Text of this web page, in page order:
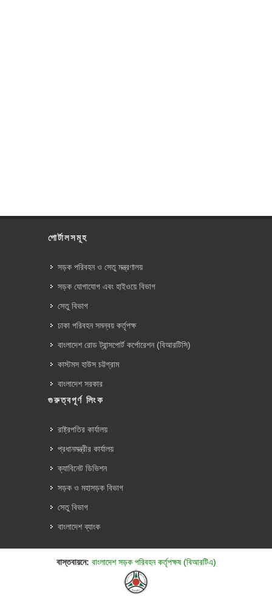
পোর্টালসমূহ
সড়ক পরিবহন ও সেতু মন্ত্রণালয়
সড়ক যোগাযোগ এবং হাইওয়ে বিভাগ
সেতু বিভাগ
ঢাকা পরিবহন সমন্বয় কর্তৃপক্ষ
বাংলাদেশ রোড ট্রান্সপোর্ট কর্পোরেশন (বিআরটিসি)
কাস্টমস হাউস চট্টগ্রাম
বাংলাদেশ সরকার
গুরুত্বপূর্ণ লিংক
রাষ্ট্রপতির কার্যালয়
প্রধানমন্ত্রীর কার্যালয়
ক্যাবিনেট ডিভিশন
সড়ক ও মহাসড়ক বিভাগ
সেতু বিভাগ
বাংলাদেশ ব্যাংক
বাস্তবায়নে: বাংলাদেশ সড়ক পরিবহন কর্তৃপক্ষ (বিআরটিএ)